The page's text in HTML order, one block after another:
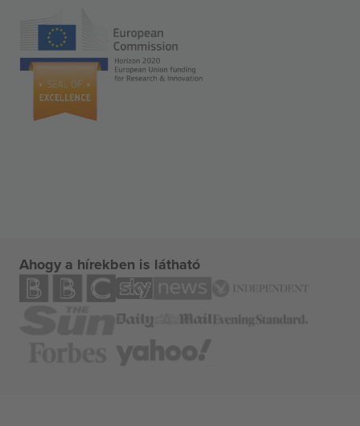
Ahogy a hírekben is látható